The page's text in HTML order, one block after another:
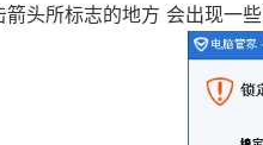
箭头所标志的地方 会出现一